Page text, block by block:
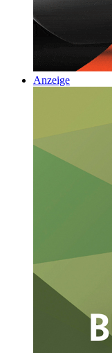
Anzeige